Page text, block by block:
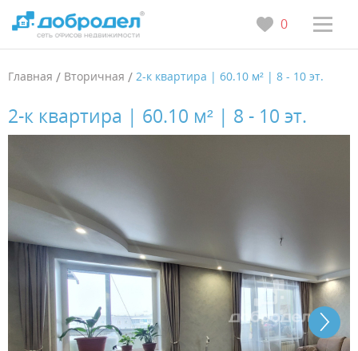
0
Главная / Вторичная / 2-к квартира | 60.10 м² | 8 - 10 эт.
2-к квартира | 60.10 м² | 8 - 10 эт.